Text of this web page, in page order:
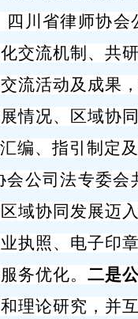
四川省律师协
交流机制、共
流活动及成果
情况、区域协
编、指引制定
公司法专委会
域协同发展迈
执照、电子印
务优化。 二是
理论研究，并